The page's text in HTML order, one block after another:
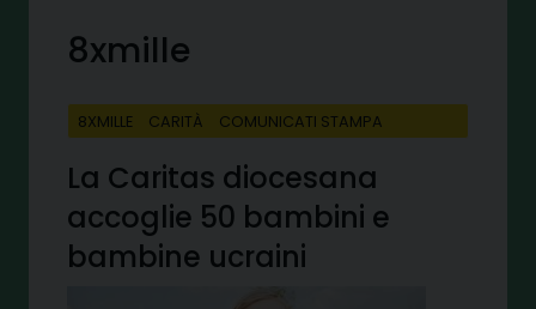
8xmille
8XMILLE CARITÀ COMUNICATI STAMPA
La Caritas diocesana
accoglie 50 bambini e
bambine ucraini